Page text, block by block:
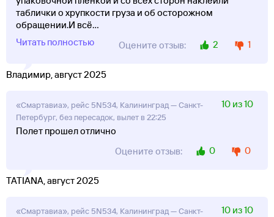
таблички о хрупкости груза и об осторожном
обращении.И всё...
Читать полностью
Оцените отзыв: 2 1
Владимир, август 2025
«Смартавиа», рейс 5N534, Калининград — Санкт-
Петербург, без пересадок, вылет в 22:25
10 из 10
Полет прошел отлично
Оцените отзыв:
0 0
TATIANA, август 2025
«Смартавиа», рейс 5N534, Калининград — Санкт-
10 из 10